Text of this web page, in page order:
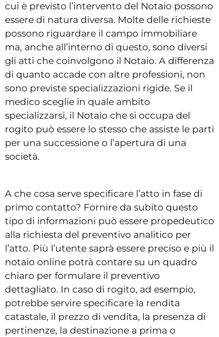
cui è previsto l’intervento del Notaio possono
essere di natura diversa. Molte delle richieste
possono riguardare il campo immobiliare
ma, anche all’interno di questo, sono diversi
gli atti che coinvolgono il Notaio. A differenza
di quanto accade con altre professioni, non
sono previste specializzazioni rigide. Se il
medico sceglie in quale ambito
specializzarsi, il Notaio che si occupa del
rogito può essere lo stesso che assiste le parti
per una successione o l’apertura di una
società.
A che cosa serve specificare l’atto in fase di
primo contatto? Fornire da subito questo
tipo di informazioni può essere propedeutico
alla richiesta del preventivo analitico per
l’atto. Più l’utente saprà essere preciso e più il
notaio online potrà contare su un quadro
chiaro per formulare il preventivo
dettagliato. In caso di rogito, ad esempio,
potrebbe servire specificare la rendita
catastale, il prezzo di vendita, la presenza di
pertinenze, la destinazione a prima o